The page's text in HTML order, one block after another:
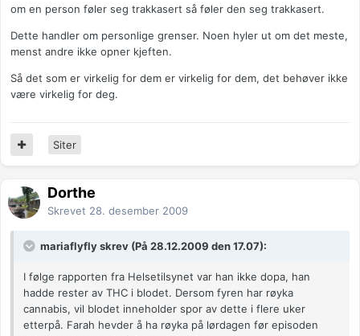
om en person føler seg trakkasert så føler den seg trakkasert.
Dette handler om personlige grenser. Noen hyler ut om det meste,
menst andre ikke opner kjeften.
Så det som er virkelig for dem er virkelig for dem, det behøver ikke
være virkelig for deg.
Siter
Dorthe
Skrevet 28. desember 2009
mariaflyfly skrev (På 28.12.2009 den 17.07):
I følge rapporten fra Helsetilsynet var han ikke dopa, han
hadde rester av THC i blodet. Dersom fyren har røyka
cannabis, vil blodet inneholder spor av dette i flere uker
etterpå. Farah hevder å ha røyka på lørdagen før episoden